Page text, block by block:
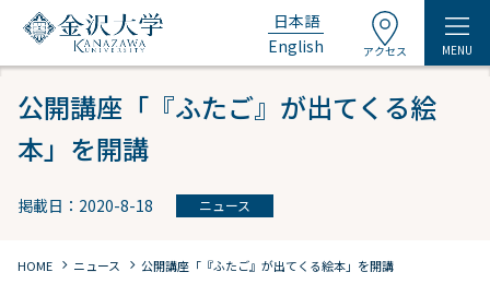
日本語
English
アクセス MENU
公開講座「『ふたご』が出てくる絵
本」を開講
掲載日：2020-8-18 ニュース
HOME chevron_right ニュース chevron_right 公開講座「『ふたご』が出てくる絵本」を開講